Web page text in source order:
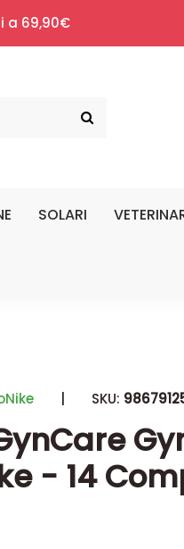
a 69,90€
SOLARI
| SKU:
- 14